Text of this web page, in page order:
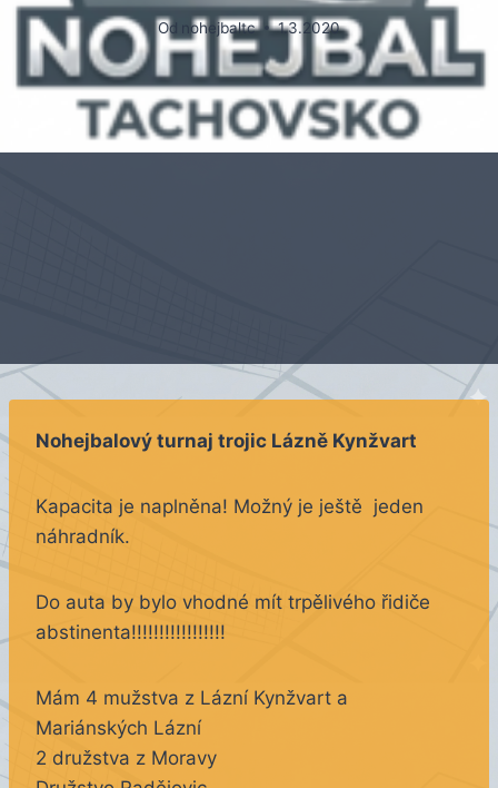
Od nohejbaltc 1.3.2020
Nohejbalový turnaj trojic Lázně Kynžvart
Kapacita je naplněna! Možný je ještě jeden
náhradník.
Do auta by bylo vhodné mít trpělivého řidiče
abstinenta!!!!!!!!!!!!!!!!!
Mám 4 mužstva z Lázní Kynžvart a
Mariánských Lázní
2 družstva z Moravy